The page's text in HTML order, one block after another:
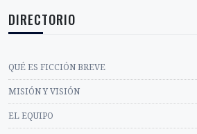
DIRECTORIO
QUÉ ES FICCIÓN BREVE
MISIÓN Y VISIÓN
EL EQUIPO